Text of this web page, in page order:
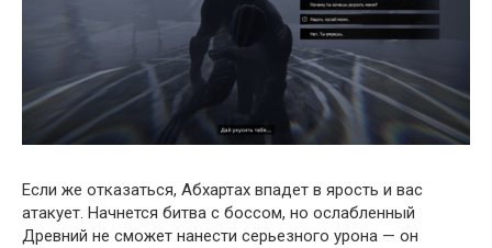
Если же отказаться, Абхартах впадет в ярость и вас
атакует. Начнется битва с боссом, но ослабленный
Древний не сможет нанести серьезного урона — он